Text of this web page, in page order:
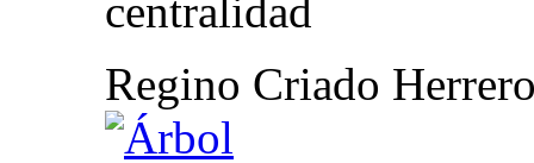
centralidad
Regino Criado